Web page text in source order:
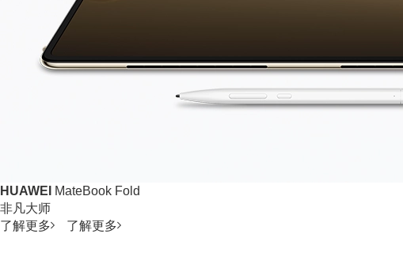
HUAWEI
MateBook Fold
非凡大师
了解更多
了解更多